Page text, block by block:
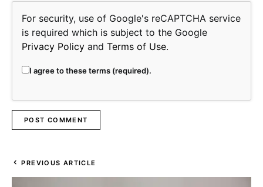
For security, use of Google's reCAPTCHA service
is required which is subject to the Google
Privacy Policy and Terms of Use.
I agree to these terms (required).
PREVIOUS ARTICLE